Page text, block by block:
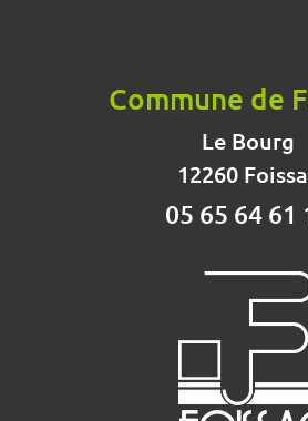
Commune de
Le Bourg
12260
05 65 64 61